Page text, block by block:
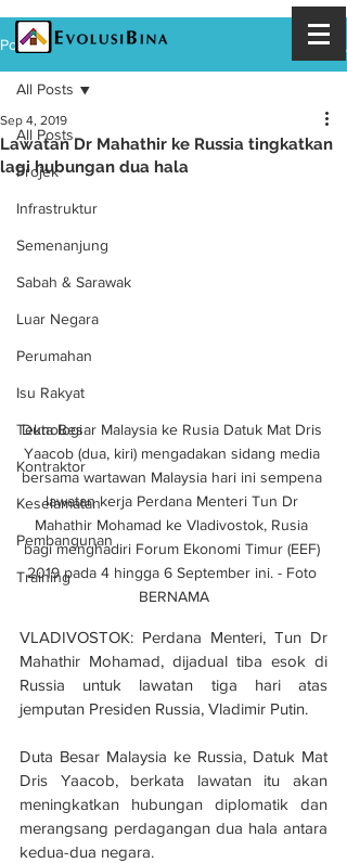
Post
All Posts
Projek
Infrastruktur
Semenanjung
Sabah & Sarawak
Luar Negara
Perumahan
Isu Rakyat
Teknologi
Kontraktor
Keselamatan
Pembangunan
Training
All Posts
Lawatan Dr Mahathir ke Russia tingkatkan
lagi hubungan dua hala
Sep 4, 2019
Duta Besar Malaysia ke Rusia Datuk Mat Dris
Yaacob (dua, kiri) mengadakan sidang media
bersama wartawan Malaysia hari ini sempena
lawatan kerja Perdana Menteri Tun Dr
Mahathir Mohamad ke Vladivostok, Rusia
bagi menghadiri Forum Ekonomi Timur (EEF)
2019 pada 4 hingga 6 September ini. - Foto
BERNAMA
VLADIVOSTOK: Perdana Menteri, Tun Dr
Mahathir Mohamad, dijadual tiba esok di
Russia untuk lawatan tiga hari atas
jemputan Presiden Russia, Vladimir Putin.
Duta Besar Malaysia ke Russia, Datuk Mat
Dris Yaacob, berkata lawatan itu akan
meningkatkan hubungan diplomatik dan
merangsang perdagangan dua hala antara
kedua-dua negara.